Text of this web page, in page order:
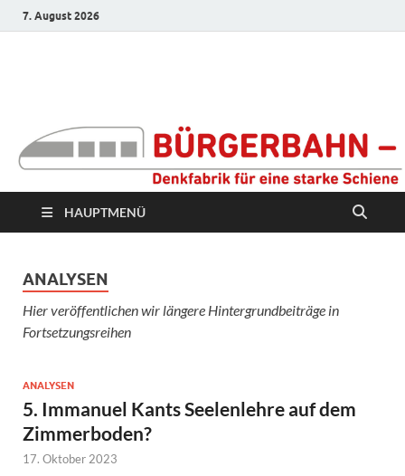
7. August 2026
Denkfabrik für eine
starke Schiene
HAUPTMENÜ
ANALYSEN
Hier veröffentlichen wir längere Hintergrundbeiträge in
Fortsetzungsreihen
ANALYSEN
5. Immanuel Kants Seelenlehre auf dem
Zimmerboden?
17. Oktober 2023